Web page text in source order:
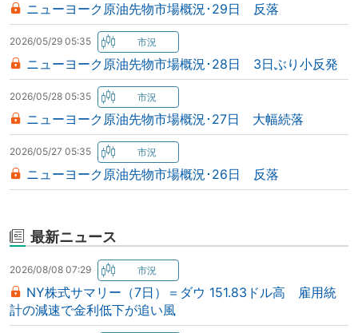
ニューヨーク原油先物市場概況･29日 反落
2026/05/29 05:35
ニューヨーク原油先物市場概況･28日 3日ぶり小反発
2026/05/28 05:35
ニューヨーク原油先物市場概況･27日 大幅続落
2026/05/27 05:35
ニューヨーク原油先物市場概況･26日 反落
最新ニュース
2026/08/08 07:29
NY株式サマリー（7日）＝ダウ 151.83ドル高 雇用統
計の減速で金利低下が追い風